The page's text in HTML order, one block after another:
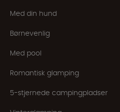
Med din hund
Børnevenlig
Med pool
Romantisk glamping
5-stjernede campingpladser